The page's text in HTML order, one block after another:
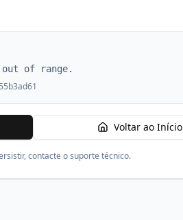
out of range.
Voltar ao Início
contacte o suporte técnico.